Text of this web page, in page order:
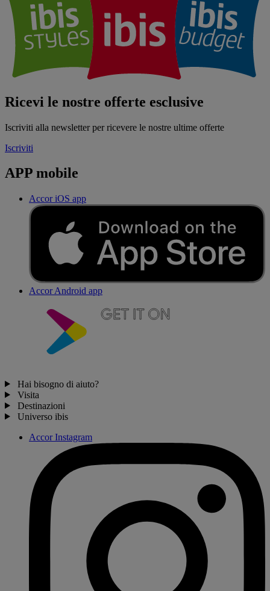
Ricevi le nostre offerte esclusive
Iscriviti alla newsletter per ricevere le nostre ultime offerte
Iscriviti
APP mobile
Accor iOS app
Accor Android app
Hai bisogno di aiuto?
Visita
Destinazioni
Universo ibis
Accor Instagram